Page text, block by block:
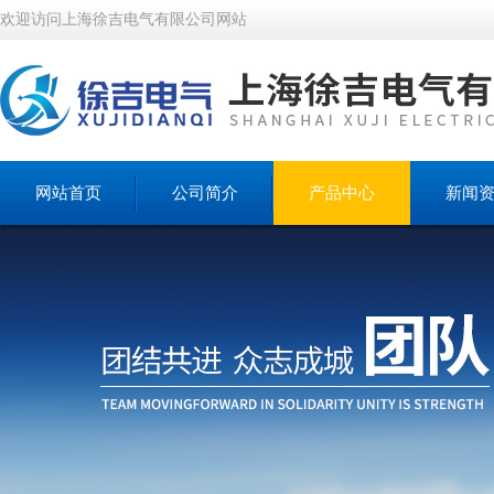
欢迎访问上海徐吉电气有限公司网站
网站首页 公司简介 产品中心 新闻